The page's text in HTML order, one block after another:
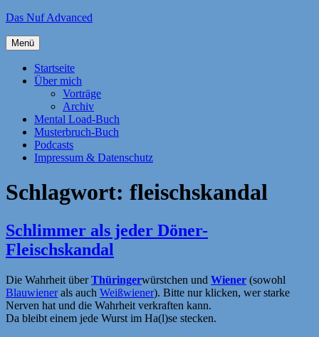
Zum
springen
Das Nuf Advanced
Menü
Startseite
Über mich
Vorträge
Archiv
Mental Load-Buch
Musterbruch-Buch
Podcasts
Impressum & Datenschutz
Schlagwort: fleischskandal
Schlimmer als jeder Döner-
Fleischskandal
Die Wahrheit überThüringerwürstchen und Wiener (sowohl
Blauwienerals auch Weißwiener). Bitte nur klicken, wer starke
Nerven hat und die Wahrheit verkraften kann.
Da bleibt einem jede Wurst im Ha(l)se stecken.